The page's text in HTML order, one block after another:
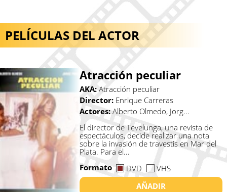
PELÍCULAS DEL ACTOR
Atracción peculiar
AKA: Atracción peculiar
Director: Enrique Carreras
Actores:Alberto Olmedo, Jorg...
El director de Tevelunga, una revista de
espectáculos, decide realizar una nota
sobre la invasión de travestis en Mar del
Plata. Para el...
Formato
DVD
VHS
AÑADIR